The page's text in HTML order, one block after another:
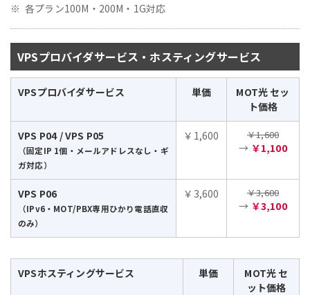
各プラン100M・200M・1G対応
VPSプロバイダサービス・ホスティングサービス
VPSプロバイダサービス 単価
MOT光 セッ
ト価格
VPS P04 / VPS P05
（固定IP 1個・メールアドレスなし・ギ
ガ対応）
￥1,600 ￥1,600
→ ￥1,100
VPS P06
（IPv6・MOT/PBX専用ひかり電話直収
のみ）
￥3,600 ￥3,600
→ ￥3,100
VPSホスティングサービス 単価
MOT光 セ
ット価格